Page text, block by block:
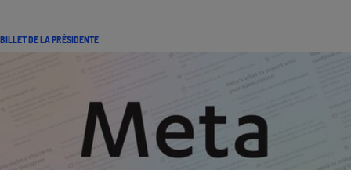
BILLET DE LA PRÉSIDENTE